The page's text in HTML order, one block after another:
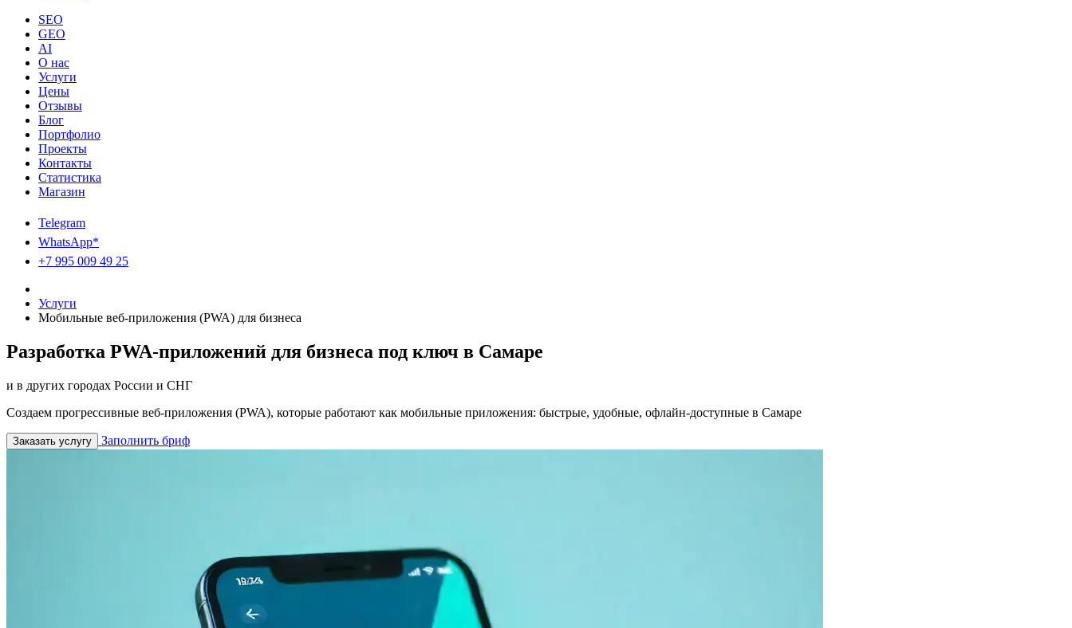
SEO
GEO
AI
О нас
Услуги
Цены
Отзывы
Блог
Портфолио
Проекты
Контакты
Статистика
Магазин
Telegram
WhatsApp*
+7 995 009 49 25
Услуги
Мобильные веб-приложения (PWA) для бизнеса
Разработка PWA-приложений для бизнеса под ключ в Самаре
и в других городах России и СНГ
Создаем прогрессивные веб-приложения (PWA), которые работают как мобильные приложения: быстрые, удобные, офлайн-доступные в Самаре
Заказать услугу Заполнить бриф